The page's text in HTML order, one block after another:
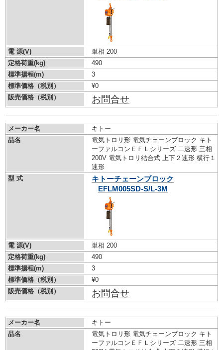
電 源(V)
単相 200
定格荷重(kg)
490
標準揚程(m)
3
標準価格（税別）
¥0
販売価格（税別）
お問合せ
メーカー名
キトー
品名
電気トロリ形 電気チェーンブロック キト
ーファルコンＥＦＬシリーズ 二速形 三相
200V 電気トロリ結合式 上下２速形 横行１
速形
型 式
キトーチェーンブロック
EFLM005SD-S/L-3M
電 源(V)
単相 200
定格荷重(kg)
490
標準揚程(m)
3
標準価格（税別）
¥0
販売価格（税別）
お問合せ
メーカー名
キトー
品名
電気トロリ形 電気チェーンブロック キト
ーファルコンＥＦＬシリーズ 二速形 三相